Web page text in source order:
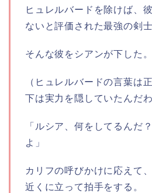
ヒュレルバードを除けば、
ないと評価された最強の剣士
そんな彼をシアンが下した。
（ヒュレルバードの言葉は
下は実力を隠していたんだわ
「ルシア、何をしてるんだ
よ」
カリフの呼びかけに応えて
近くに立って拍手をする。